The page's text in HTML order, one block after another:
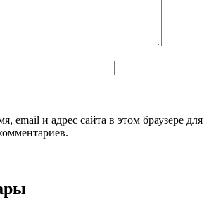
email и адрес сайта в этом браузере для